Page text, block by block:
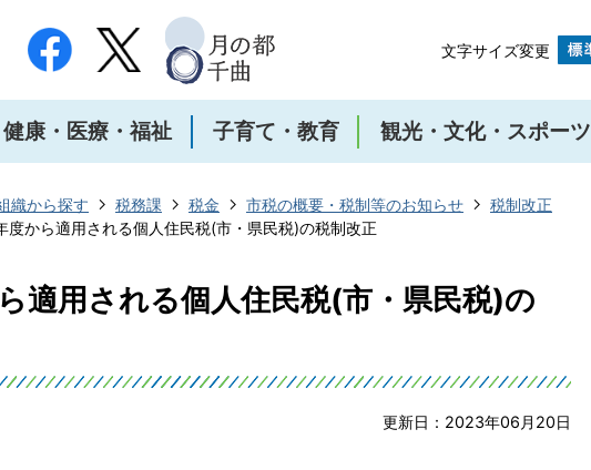
文字サイズ変更
健康・医療・福祉 子育て・教育 観光・文化・スポーツ
織から探す 税務課 税金 市税の概要・税制等のお知らせ
税制改正
度から適用される個人住民税(市・県民税)の税制改正
適用される個人住民税(市・県民税)の
更新日：2023年06月20日